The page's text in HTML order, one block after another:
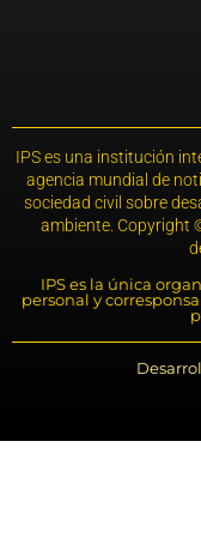
IPS es una institución
agencia mundial de
sociedad civil sobre
ambiente. Copyright
IPS es la única
personal y